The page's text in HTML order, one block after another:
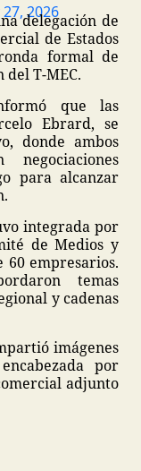
2026
delegación de
de Estados
formal de
T-MEC.
que las
Ebrard, se
donde ambos
para alcanzar
integrada por
de Medios y
empresarios.
temas
y cadenas
imágenes
por
adjunto